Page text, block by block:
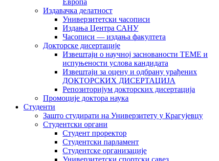
Европа
Издавачка делатност
Универзитетски часописи
Издања Центра САНУ
Часописи — издања факултета
Докторске дисертације
Извештаји о научној заснованости ТЕМЕ и
испуњености услова кандидата
Извештаји за оцену и одбрану урађених
ДОКТОРСКИХ ДИСЕРТАЦИЈА
Репозиторијум докторских дисертација
Промоције доктора наука
Студенти
Зашто студирати на Универзитету у Крагујевцу
Студентски органи
Студент проректор
Студентски парламент
Студентске организације
Универзитетски спортски савез